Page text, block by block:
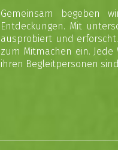
Gemeinsam begeben
Entdeckungen. Mit
ausprobiert und
zum Mitmachen ein.
ihren Begleitpersonen